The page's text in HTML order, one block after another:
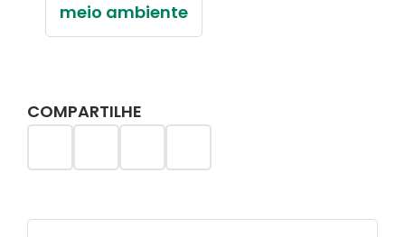
meio ambiente
COMPARTILHE